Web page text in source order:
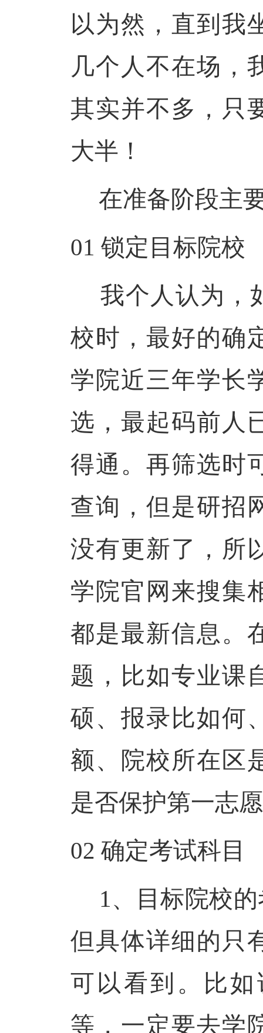
以为然，直到我
几个人不在场，
其实并不多，只
大半！
在准备阶段主
01 锁定目标院校
我个人认为，
校时，最好的确
学院近三年学长
选，最起码前人
得通。再筛选时
查询，但是研招
没有更新了，所
学院官网来搜集
都是最新信息。
题，比如专业课
硕、报录比如何
额、院校所在区
是否保护第一志
02 确定考试科目
1、目标院校
但具体详细的只
可以看到。比
等，一定要去学